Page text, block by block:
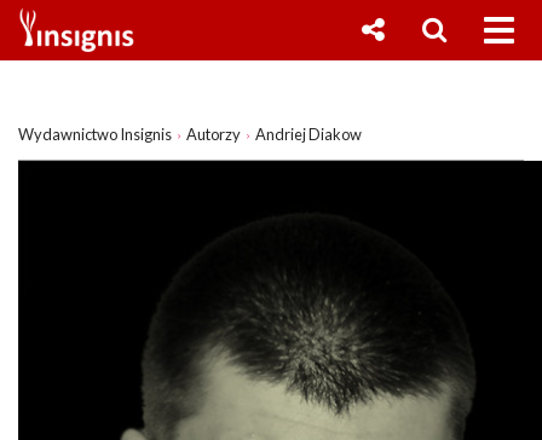
Wydawnictwo Insignis Autorzy Andriej Diakow